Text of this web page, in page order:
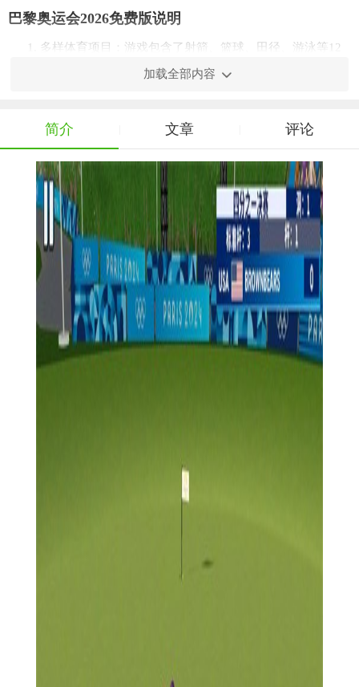
巴黎奥运会2026免费版说明
1. 多样体育项目：游戏包含了射箭、篮球、田径、游泳等12
项奥林匹克运动项目，玩家可以自由选择并体验各项运动的乐
2. 角色定制：玩家可以定制自己的角色形象，包括服装、装
备等，打造独一无二的参赛选手。
3. 奥运场馆建设：除了参与比赛，玩家还可以发挥创造力，
在奥运场馆周围建造“梦想之城”，提升游戏的趣味性和互动性。
4. 实时排行榜：游戏设有实时排行榜，玩家可以与其他玩家
一较高下，争夺最佳运动员的称号。
5. 丰富成就系统：完成比赛任务和挑战可以获得丰厚的奖励
和成就，增加游戏的可玩性和挑战性。
巴黎奥运会2026免费版玩法
1. 选择身份：玩家在游戏开始时可以选择自己的身份，如粉
3. 技能提升：通过不断地训练和比赛，玩家可以提升角色的
5. 社交互动：游戏支持多人在线互动，玩家可以与其他玩家
法，以便更好地制定策略和应对比赛。
加载全部内容
简介 文章 评论